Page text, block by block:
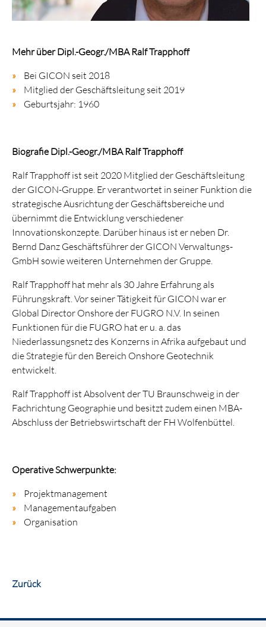
Mehr über Dipl.-Geogr./MBA Ralf Trapphoff
Bei GICON seit 2018
Mitglied der Geschäftsleitung seit 2019
Geburtsjahr: 1960
Biografie Dipl.-Geogr./MBA Ralf Trapphoff
Ralf Trapphoff ist seit 2020 Mitglied der Geschäftsleitung
der GICON-Gruppe. Er verantwortet in seiner Funktion die
strategische Ausrichtung der Geschäftsbereiche und
übernimmt die Entwicklung verschiedener
Innovationskonzepte. Darüber hinaus ist er neben Dr.
Bernd Danz Geschäftsführer der GICON Verwaltungs-
GmbH sowie weiteren Unternehmen der Gruppe.
Ralf Trapphoff hat mehr als 30 Jahre Erfahrung als
Führungskraft. Vor seiner Tätigkeit für GICON war er
Global Director Onshore der FUGRO N.V. In seinen
Funktionen für die FUGRO hat er u. a. das
Niederlassungsnetz des Konzerns in Afrika aufgebaut und
die Strategie für den Bereich Onshore Geotechnik
entwickelt.
Ralf Trapphoff ist Absolvent der TU Braunschweig in der
Fachrichtung Geographie und besitzt zudem einen MBA-
Abschluss der Betriebswirtschaft der FH Wolfenbüttel.
Operative Schwerpunkte:
Projektmanagement
Managementaufgaben
Organisation
Zurück